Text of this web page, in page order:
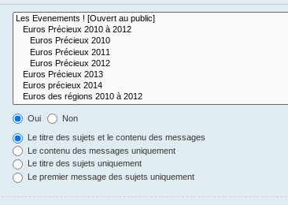
Oui Non
Le titre des sujets et le contenu des messages
Le contenu des messages uniquement
Le titre des sujets uniquement
Le premier message des sujets uniquement